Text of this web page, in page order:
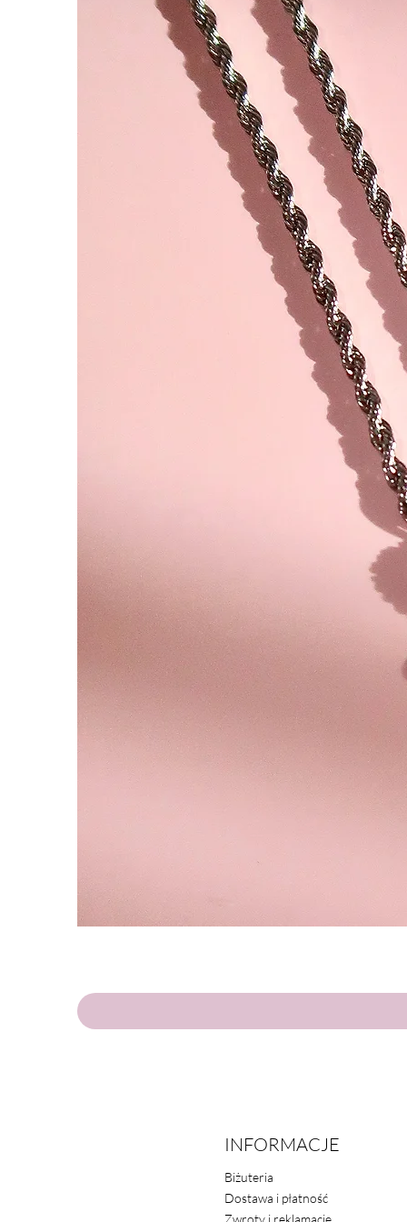
INFORMACJE
Biżuteria
Dostawa i płatność